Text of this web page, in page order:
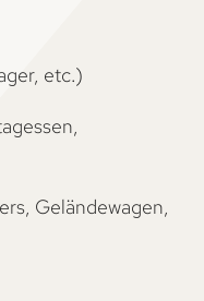
etc.)
Geländewagen,